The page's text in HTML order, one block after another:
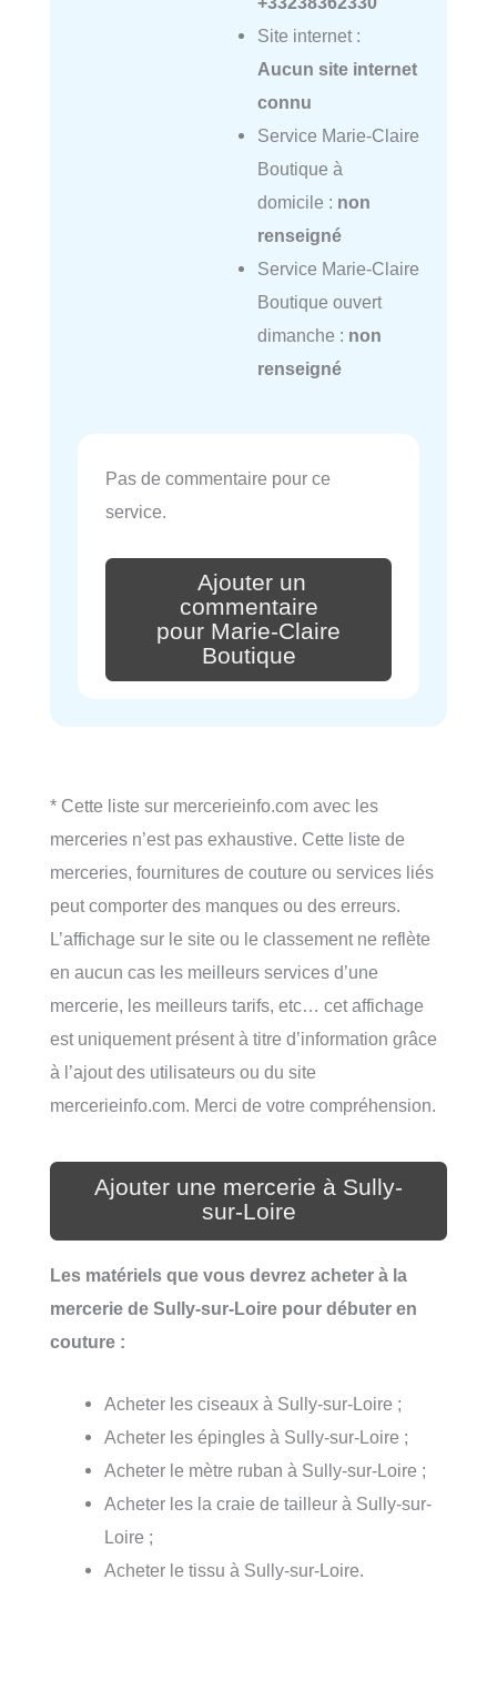
Site internet :
Aucun site internet
connu
Service Marie-Claire
Boutique à
domicile : non
renseigné
Service Marie-Claire
Boutique ouvert
dimanche : non
renseigné
Pas de commentaire pour ce
service.
Ajouter un
commentaire
pour Marie-Claire
Boutique
* Cette liste sur mercerieinfo.com avec les
merceries n’est pas exhaustive. Cette liste de
merceries, fournitures de couture ou services liés
peut comporter des manques ou des erreurs.
L’affichage sur le site ou le classement ne reflète
en aucun cas les meilleurs services d’une
mercerie, les meilleurs tarifs, etc… cet affichage
est uniquement présent à titre d’information grâce
à l’ajout des utilisateurs ou du site
mercerieinfo.com. Merci de votre compréhension.
Ajouter une mercerie à Sully-
sur-Loire
Les matériels que vous devrez acheter à la
mercerie de Sully-sur-Loire pour débuter en
couture :
Acheter les ciseaux à Sully-sur-Loire ;
Acheter les épingles à Sully-sur-Loire ;
Acheter le mètre ruban à Sully-sur-Loire ;
Acheter les la craie de tailleur à Sully-sur-
Loire ;
Acheter le tissu à Sully-sur-Loire.